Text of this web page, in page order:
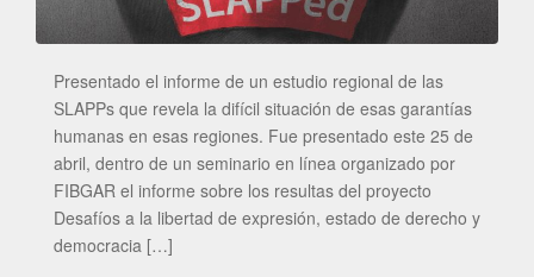
Presentado el informe de un estudio regional de las
SLAPPs que revela la difícil situación de esas garantías
humanas en esas regiones. Fue presentado este 25 de
abril, dentro de un seminario en línea organizado por
FIBGAR el informe sobre los resultas del proyecto
Desafíos a la libertad de expresión, estado de derecho y
democracia […]